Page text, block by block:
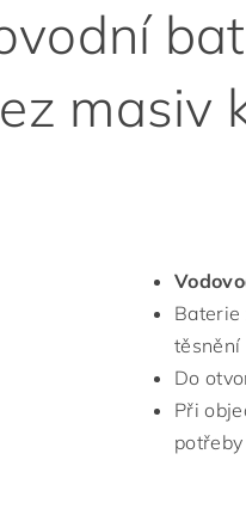
masiv
Baterie
těsnění
Do
Při